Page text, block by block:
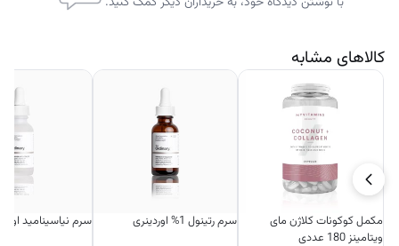
کالاهای مشابه
مکمل کوکونات کلاژن مای
ویتامینز 180 عددی
سرم رتینول 1% اوردینری سرم نیاسینامید